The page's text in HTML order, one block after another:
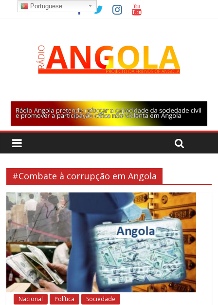
#Combate à corrupção em Angola
Nacional Política Sociedade
Portuguese